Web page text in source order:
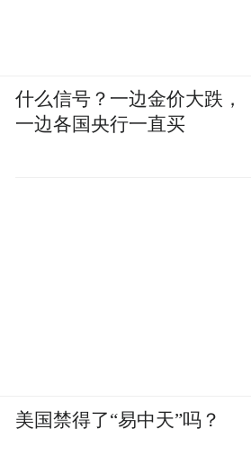
什么信号？一边金价大跌，
一边各国央行一直买
美国禁得了“易中天”吗？